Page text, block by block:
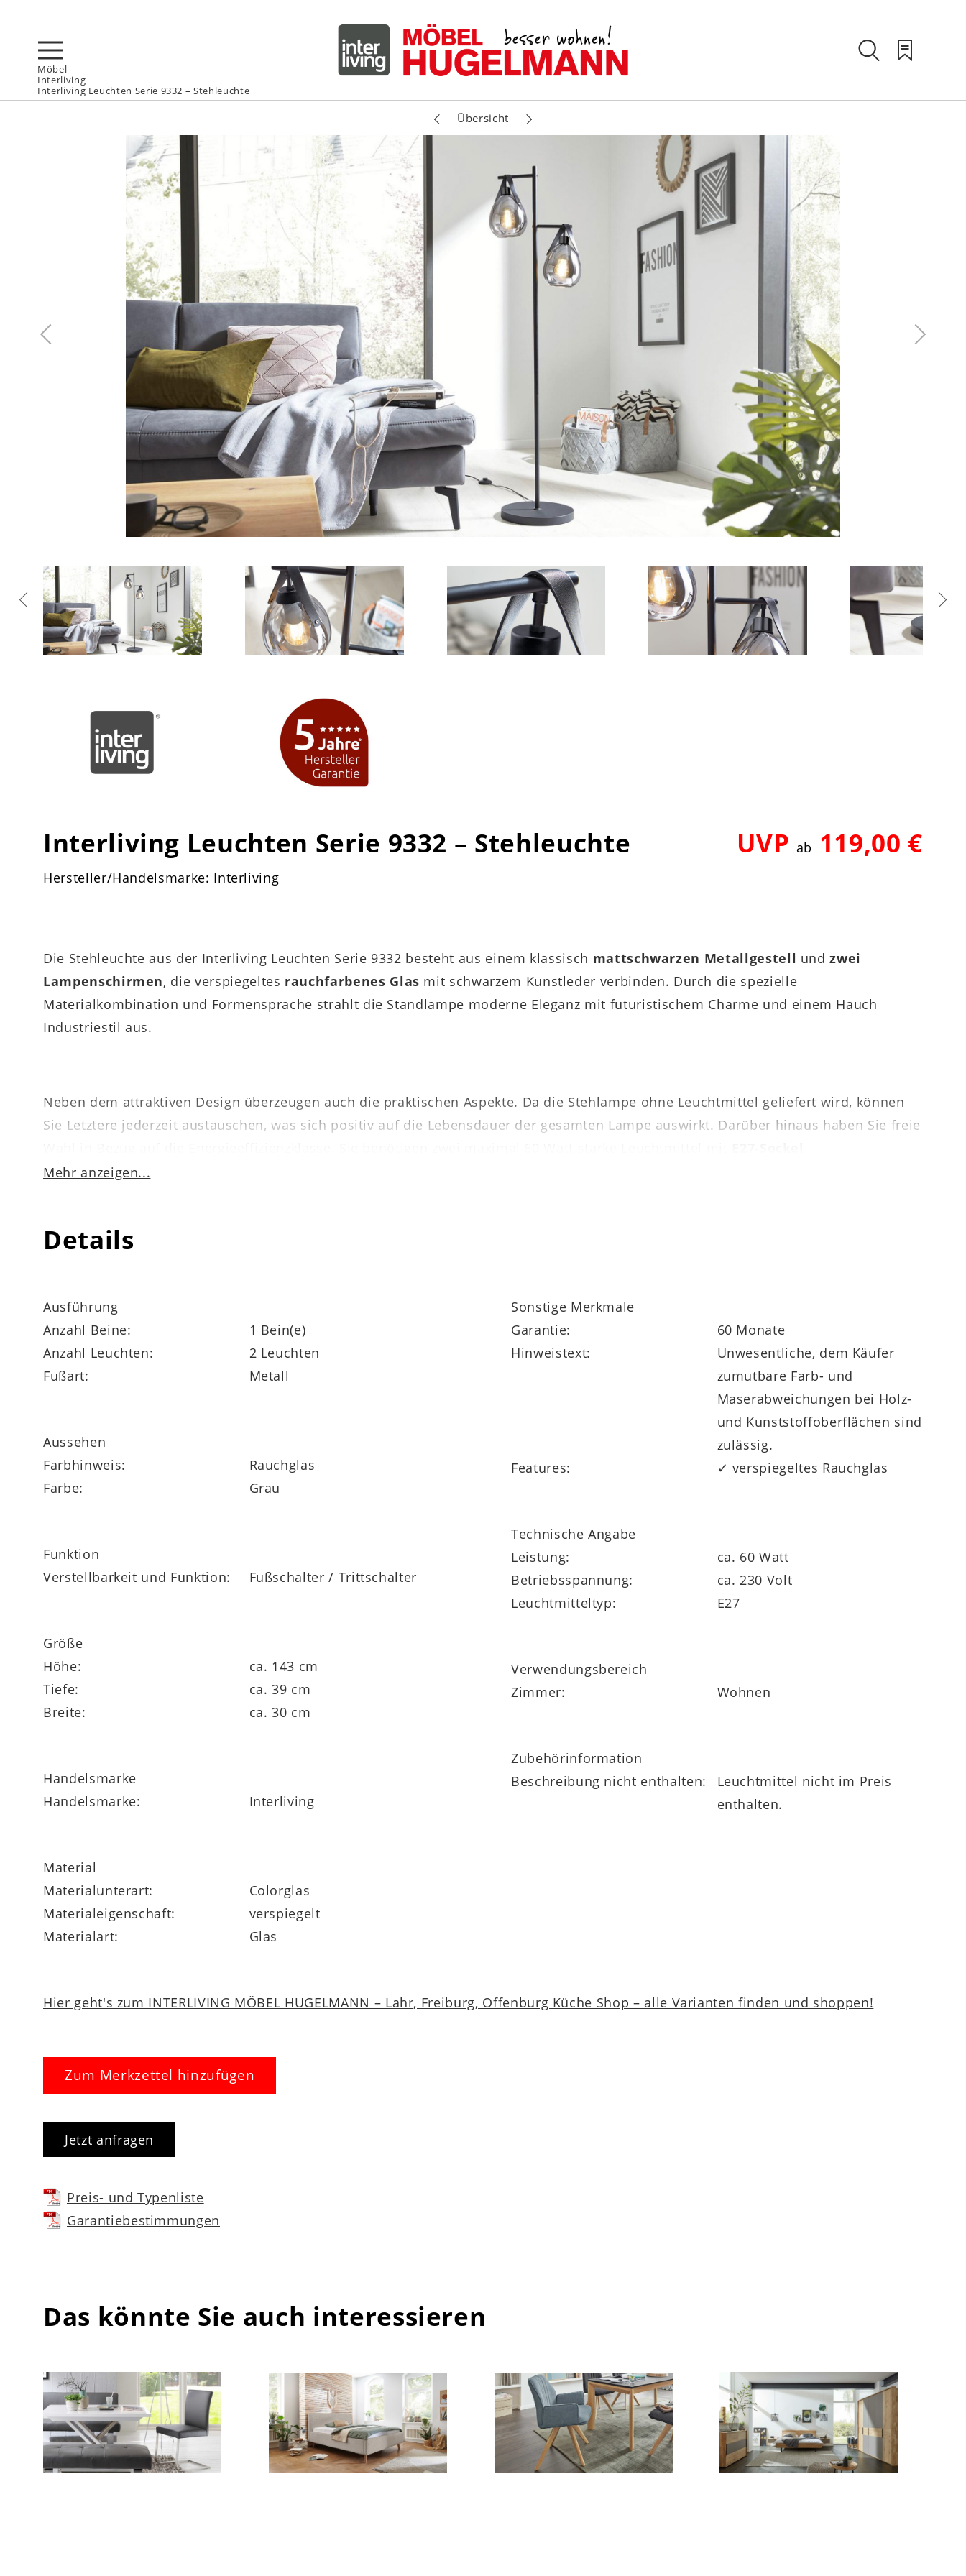
Möbel
Interliving
Interliving Leuchten Serie 9332 – Stehleuchte
Übersicht
Interliving Leuchten Serie 9332 – Stehleuchte UVP ab 119,00 €
Hersteller/Handelsmarke: Interliving
Die Stehleuchte aus der Interliving Leuchten Serie 9332 besteht aus einem klassisch mattschwarzen Metallgestell undzwei
Lampenschirmen, die verspiegeltes rauchfarbenes Glas mit schwarzem Kunstleder verbinden. Durch die spezielle
Materialkombination und Formensprache strahlt die Standlampe moderne Eleganz mit futuristischem Charme und einem Hauch
Industriestil aus.
Neben dem attraktiven Design überzeugen auch die praktischen Aspekte. Da die Stehlampe ohne Leuchtmittel geliefert wird, können
Sie Letztere jederzeit austauschen, was sich positiv auf die Lebensdauer der gesamten Lampe auswirkt. Darüber hinaus haben Sie freie
Sie hinsichtlich des Aufstellungsortes sehr flexibel. Die Lampe empfiehlt sich vor allem für das Wohn- oder Schlafzimmer. Mit dem
Bei der Interliving Leuchten Serie 9332 handelt es sich um ein Leuchtenprogramm, das weitere Lampen im ähnlichen Design umfasst.
Alle Leuchten der hochwertigen Serie bieten 5 Jahre Herstellergarantie.
Mehr anzeigen...
Details
Ausführung
Anzahl Beine:
1 Bein(e)
Anzahl Leuchten:
2 Leuchten
Fußart:
Metall
Aussehen
Farbhinweis:
Rauchglas
Farbe:
Grau
Funktion
Verstellbarkeit und Funktion:
Fußschalter / Trittschalter
Größe
Höhe:
ca. 143 cm
Tiefe:
ca. 39 cm
Breite:
ca. 30 cm
Handelsmarke
Handelsmarke:
Interliving
Material
Materialunterart:
Colorglas
Materialeigenschaft:
verspiegelt
Materialart:
Glas
Sonstige Merkmale
Garantie:
60 Monate
Hinweistext:
Unwesentliche, dem Käufer
zumutbare Farb- und
Maserabweichungen bei Holz-
und Kunststoffoberflächen sind
zulässig.
Features:
✓ verspiegeltes Rauchglas
Technische Angabe
Leistung:
ca. 60 Watt
Betriebsspannung:
ca. 230 Volt
Leuchtmitteltyp:
E27
Verwendungsbereich
Zimmer:
Wohnen
Zubehörinformation
Beschreibung nicht enthalten:
Leuchtmittel nicht im Preis
enthalten.
Hier geht's zum INTERLIVING MÖBEL HUGELMANN – Lahr, Freiburg, Offenburg Küche Shop – alle Varianten finden und shoppen!
Zum Merkzettel hinzufügen
Jetzt anfragen
Preis- und Typenliste
Garantiebestimmungen
Das könnte Sie auch interessieren